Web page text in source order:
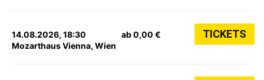
14.08.2026, 18:30
Mozarthaus Vienna, Wien
ab 0,00 € TICKETS